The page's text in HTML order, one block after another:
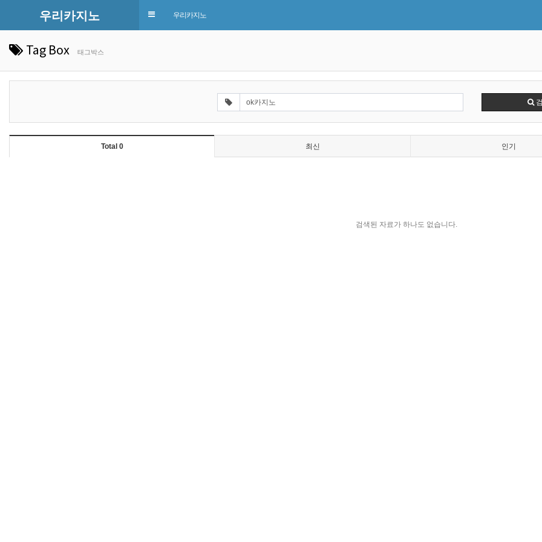
우리카지노
Toggle우리카지노
Tag Box 태그박스
Total 0 최신 인기
검색된 자료가 하나도 없습니다.